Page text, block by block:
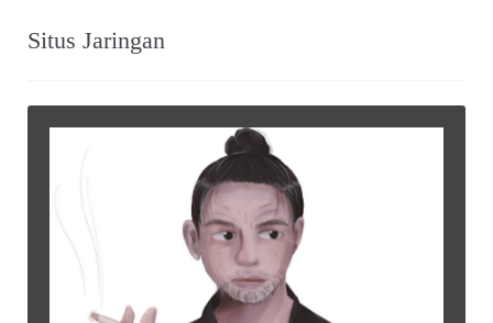
Situs Jaringan